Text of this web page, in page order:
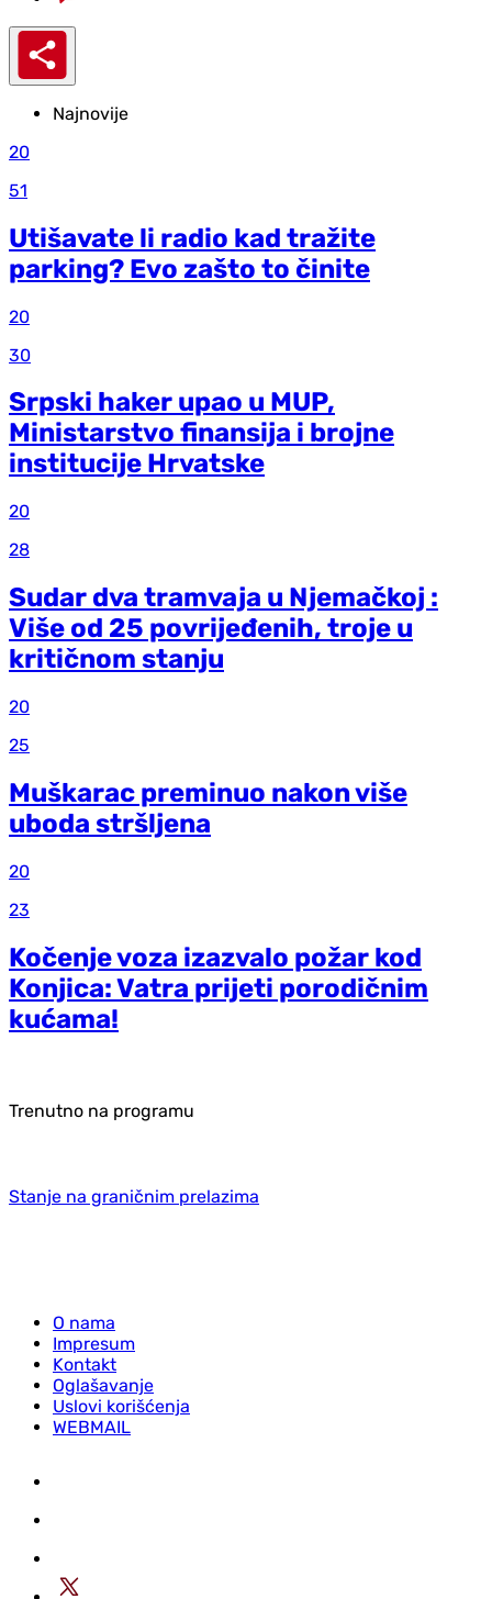
Najnovije
20
51
Utišavate li radio kad tražite
parking? Evo zašto to činite
20
30
Srpski haker upao u MUP,
Ministarstvo finansija i brojne
institucije Hrvatske
20
28
Sudar dva tramvaja u Njemačkoj :
Više od 25 povrijeđenih, troje u
kritičnom stanju
20
25
Muškarac preminuo nakon više
uboda stršljena
20
23
Kočenje voza izazvalo požar kod
Konjica: Vatra prijeti porodičnim
kućama!
Trenutno na programu
Stanje na graničnim prelazima
O nama
Impresum
Kontakt
Oglašavanje
Uslovi korišćenja
WEBMAIL